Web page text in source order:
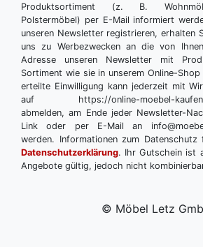
Produktsortiment (z. B.
Polstermöbel) per E-Mail informiert
unseren Newsletter registrieren, erhalten
uns zu Werbezwecken an die von
Adresse unseren Newsletter mit
Sortiment wie sie in unserem Online-
erteilte Einwilligung kann jederzeit mit
auf https://online-moebel-
abmelden, am Ende jeder Newsletter-
Link oder per E-Mail an
werden. Informationen zum Datenschutz
Datenschutzerklärung. Ihr Gutschein ist
Angebote gültig, jedoch nicht
© Möbel Letz